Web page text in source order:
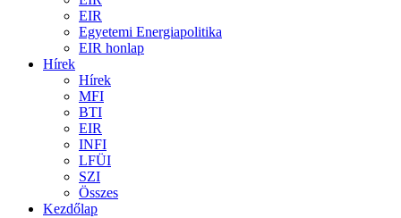
EIR
Egyetemi Energiapolitika
EIR honlap
Hírek
Hírek
MFI
BTI
EIR
INFI
LFÜI
SZI
Összes
Kezdőlap